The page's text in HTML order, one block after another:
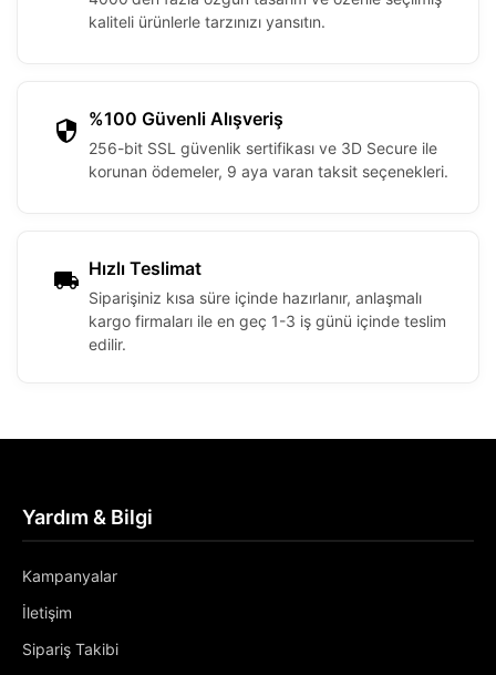
kaliteli ürünlerle tarzınızı yansıtın.
%100 Güvenli Alışveriş
256-bit SSL güvenlik sertifikası ve 3D Secure ile
korunan ödemeler, 9 aya varan taksit seçenekleri.
Hızlı Teslimat
Siparişiniz kısa süre içinde hazırlanır, anlaşmalı
kargo firmaları ile en geç 1-3 iş günü içinde teslim
edilir.
Yardım & Bilgi
Kampanyalar
İletişim
Sipariş Takibi